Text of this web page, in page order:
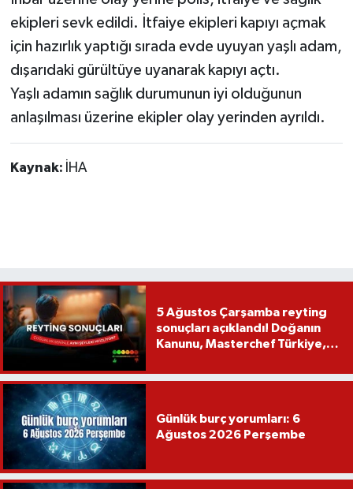
ekipleri sevk edildi. İtfaiye ekipleri kapıyı açmak
için hazırlık yaptığı sırada evde uyuyan yaşlı adam,
dışarıdaki gürültüye uyanarak kapıyı açtı.
Yaşlı adamın sağlık durumunun iyi olduğunun
anlaşılması üzerine ekipler olay yerinden ayrıldı.
Kaynak: İHA
5 Ağustos Çarşamba reyting
sonuçları açıklandı! Doğanın
Kanunu, Masterchef Türkiye,
Günlük burç yorumları: 6
Ağustos 2026 Perşembe